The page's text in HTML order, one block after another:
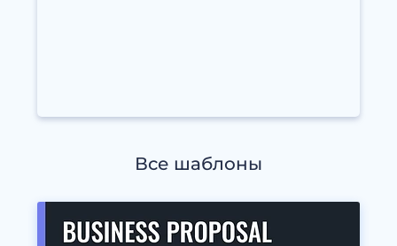
Все шаблоны